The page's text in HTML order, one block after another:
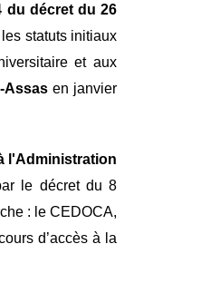
du décret du 26
statuts initiaux
et aux
Assasen janvier
l'Administration
le décret du 8
: le CEDOCA,
d’accès à la